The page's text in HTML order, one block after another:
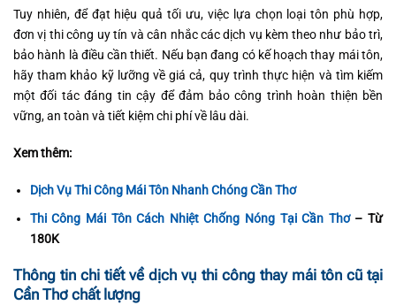
Tuy nhiên, để đạt hiệu quả tối ưu, việc lựa chọn loại tôn phù hợp,
đơn vị thi công uy tín và cân nhắc các dịch vụ kèm theo như bảo trì,
bảo hành là điều cần thiết. Nếu bạn đang có kế hoạch thay mái tôn,
hãy tham khảo kỹ lưỡng về giá cả, quy trình thực hiện và tìm kiếm
một đối tác đáng tin cậy để đảm bảo công trình hoàn thiện bền
vững, an toàn và tiết kiệm chi phí về lâu dài.
Xem thêm:
Dịch Vụ Thi Công Mái Tôn Nhanh Chóng Cần Thơ
Thi Công Mái Tôn Cách Nhiệt Chống Nóng Tại Cần Thơ– Từ
180K
Thông tin chi tiết về dịch vụ thi công thay mái tôn cũ tại
Cần Thơ chất lượng